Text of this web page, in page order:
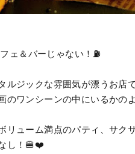
ェ＆バーじゃない！⛽️
ルジックな雰囲気が漂うお店
のワンシーンの中にいるかの
リューム満点のパティ、サク
し！🍔❤️